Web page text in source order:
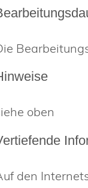
oben
den